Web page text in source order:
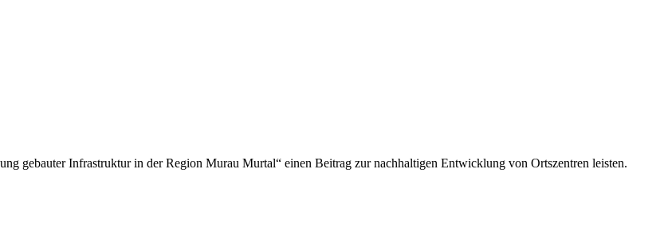
gebauter Infrastruktur in der Region Murau Murtal“ einen Beitrag zur nachhaltigen Entwicklung von Ortszentren leisten.